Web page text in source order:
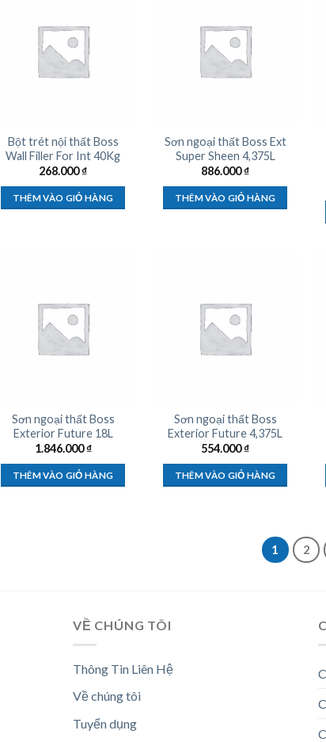
Bột trét nội thất Boss
Wall Filler For Int 40Kg
268.000₫
THÊM VÀO GIỎ HÀNG
Sơn ngoại thất Boss Ext
Super Sheen 4,375L
886.000₫
THÊM VÀO GIỎ HÀNG
Sơn ngoại thất Boss
Exterior Future 18L
1.846.000₫
THÊM VÀO GIỎ HÀNG
Sơn ngoại thất Boss
Exterior Future 4,375L
554.000₫
THÊM VÀO GIỎ HÀNG
1 2
VỀ CHÚNG TÔI
Thông Tin Liên Hệ
Về chúng tôi
Tuyển dụng